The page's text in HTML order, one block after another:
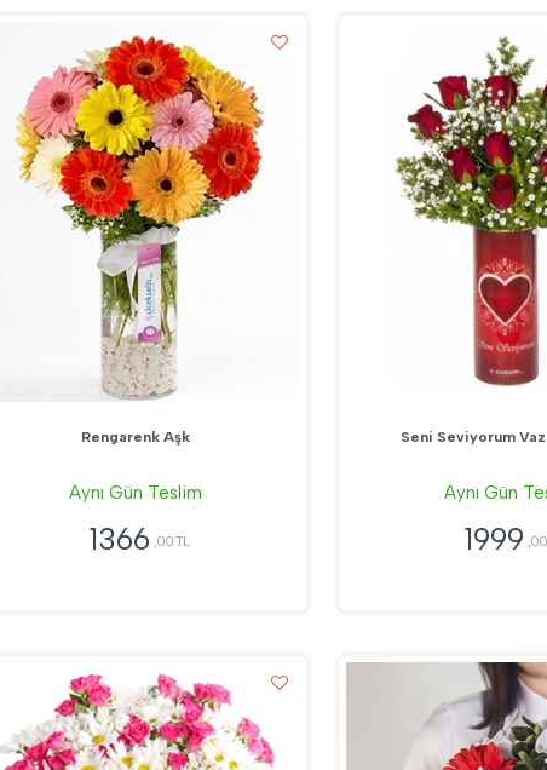
Rengarenk Aşk
Aynı Gün Teslim
1366 ,00 TL
Seni Seviyorum
Aynı Gün
1999